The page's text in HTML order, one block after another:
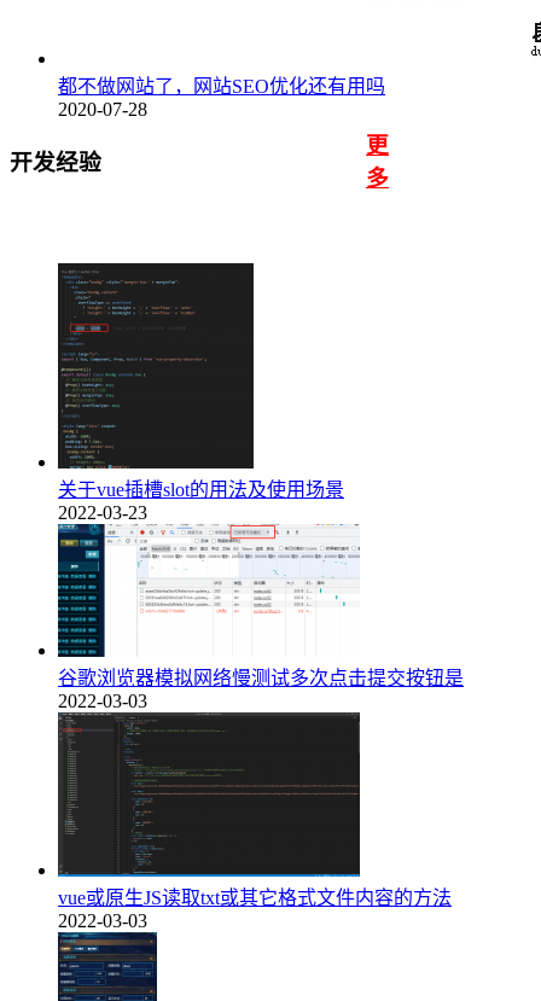
都不做网站了，网站SEO优化还有用吗
2020-07-28
开发经验
更
多
关于vue插槽slot的用法及使用场景
2022-03-23
谷歌浏览器模拟网络慢测试多次点击提交按钮是
2022-03-03
vue或原生JS读取txt或其它格式文件内容的方法
2022-03-03